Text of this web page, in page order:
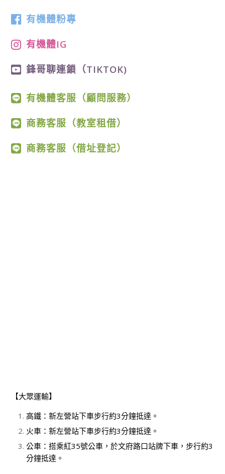
有機體粉專
有機體IG
鋒哥聊連鎖（TIKTOK)
有機體客服（顧問服務）
商務客服（教室租借）
商務客服（借址登記）
【大眾運輸】
高鐵：新左營站下車步行約3分鐘抵達。
火車：新左營站下車步行約3分鐘抵達。
公車：搭乘紅35號公車，於文府路口站牌下車，步行約3
分鐘抵達。